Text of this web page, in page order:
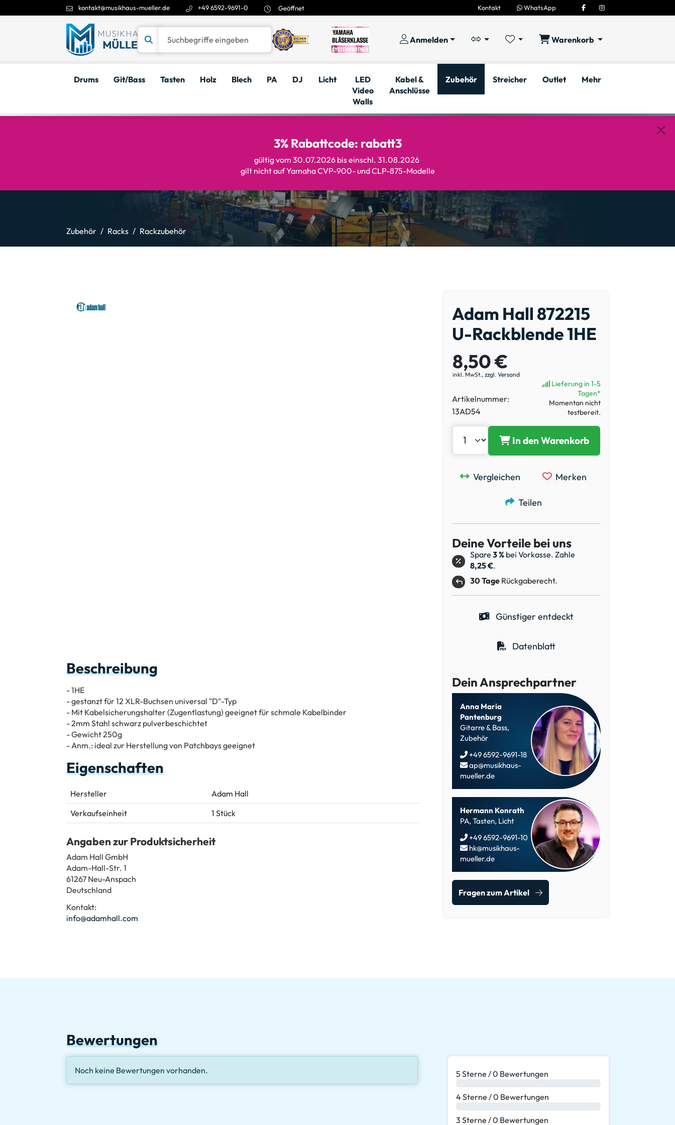
kontakt@musikhaus-mueller.de +49 6592-9691-0 Geöffnet Kontakt WhatsApp
Anmelden Warenkorb
Drums Git/Bass Tasten Holz Blech PA DJ Licht
LED
Video
Walls
Kabel &
Anschlüsse
Zubehör Streicher Outlet Mehr
3% Rabattcode: rabatt3
gültig vom 30.07.2026 bis einschl. 31.08.2026
gilt nicht auf Yamaha CVP-900- und CLP-875-Modelle
Zubehör Racks Rackzubehör
Beschreibung
- 1HE
- gestanzt für 12 XLR-Buchsen universal "D"-Typ
- Mit Kabelsicherungshalter (Zugentlastung) geeignet für schmale Kabelbinder
- 2mm Stahl schwarz pulverbeschichtet
- Gewicht 250g
- Anm.: ideal zur Herstellung von Patchbays geeignet
Eigenschaften
Hersteller
Adam Hall
Verkaufseinheit
1 Stück
Angaben zur Produktsicherheit
Adam Hall GmbH
Adam-Hall-Str. 1
61267 Neu-Anspach
Deutschland
Kontakt:
info@adamhall.com
Adam Hall 872215
U-Rackblende 1HE
8,50 €
inkl. MwSt., zzgl. Versand
Artikelnummer:
13AD54
Lieferung in 1-5
Tagen*
Momentan nicht
testbereit.
In den Warenkorb
Vergleichen Merken
Teilen
Deine Vorteile bei uns
Spare 3 % bei Vorkasse. Zahle
8,25 €.
30 Tage Rückgaberecht.
Günstiger entdeckt
Datenblatt
Dein Ansprechpartner
Anna Maria
Pantenburg
Gitarre & Bass,
Zubehör
+49 6592-9691-18
ap@musikhaus-
mueller.de
Hermann Konrath
PA, Tasten, Licht
+49 6592-9691-10
hk@musikhaus-
mueller.de
Fragen zum Artikel
Bewertungen
5 Sterne / 0 Bewertungen
4 Sterne / 0 Bewertungen
3 Sterne / 0 Bewertungen
Noch keine Bewertungen vorhanden.